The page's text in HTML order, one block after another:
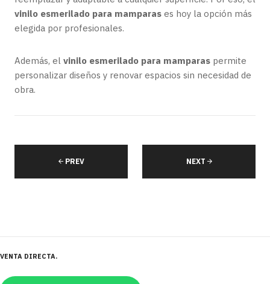
vinilo esmerilado para mamparas es hoy la opción más
elegida por profesionales.
Además, el vinilo esmerilado para mamparas permite
personalizar diseños y renovar espacios sin necesidad de
obra.
PREV NEXT
VENTA DIRECTA